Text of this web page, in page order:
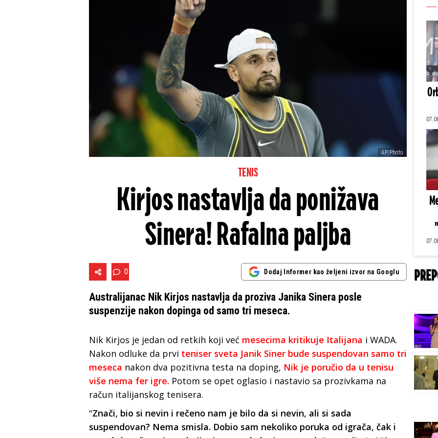
AP/Photo
TENIS
Kirjos nastavlja da ponižava
Sinera! Rafalna paljba
0 Dodaj Informer kao željeni izvor na Googlu
Australijanac Nik Kirjos nastavlja da proziva Janika Sinera posle
suspenzije nakon dopinga od samo tri meseca.
Nik Kirjos je jedan od retkih koji već mesecima kritikuje Italijana i WADA.
Nakon odluke da prvi teniser sveta Janik Siner bude suspendovan samo tri
meseca nakon dva pozitivna testa na doping, Nik je poručio da u tenisu
više nema fer igre. Potom se opet oglasio i nastavio sa prozivkama na
račun italijanskog tenisera.
"Znači, bio si nevin i rečeno nam je bilo da si nevin, ali si sada
suspendovan? Nema smisla. Dobio sam nekoliko poruka od igrača, čak i